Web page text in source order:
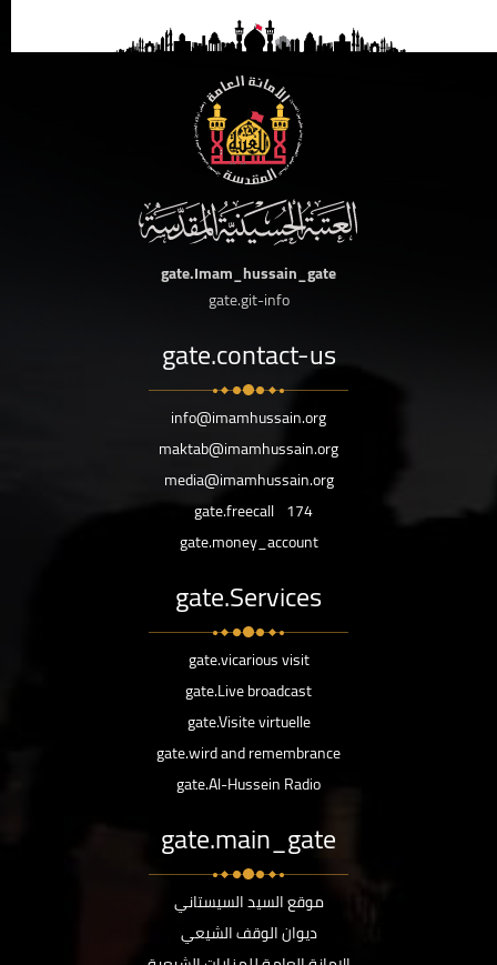
gate.Imam_hussain_gate
gate.git-info
gate.contact-us
info@imamhussain.org
maktab@imamhussain.org
media@imamhussain.org
gate.freecall 174
gate.money_account
gate.Services
gate.vicarious visit
gate.Live broadcast
gate.Visite virtuelle
gate.wird and remembrance
gate.Al-Hussein Radio
gate.main_gate
موقع السيد السيستاني
ديوان الوقف الشيعي